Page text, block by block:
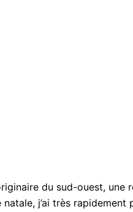
du sud-ouest, une
j’ai très rapidement